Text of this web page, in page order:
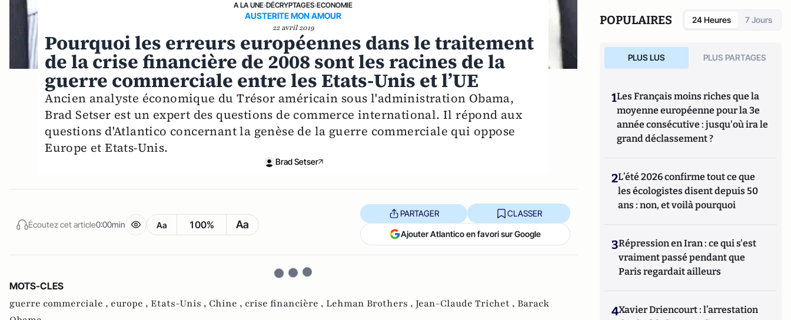
A LA UNE›DÉCRYPTAGES›ECONOMIE
AUSTERITE MON AMOUR
22 avril 2019
Pourquoi les erreurs européennes dans le traitement
de la crise financière de 2008 sont les racines de la
guerre commerciale entre les Etats-Unis et l’UE
Ancien analyste économique du Trésor américain sous l'administration Obama,
Brad Setser est un expert des questions de commerce international. Il répond aux
questions d'Atlantico concernant la genèse de la guerre commerciale qui oppose
Europe et Etats-Unis.
Brad Setser
Écoutez cet article0:00min Aa 100% Aa
PARTAGER CLASSER
Ajouter Atlantico en favori sur Google
MOTS-CLES
guerre commerciale , europe , Etats-Unis , Chine , crise financière , Lehman Brothers , Jean-Claude Trichet , Barack
POPULAIRES 24 Heures 7 Jours
PLUS LUS PLUS PARTAGES
1Les Français moins riches que la
moyenne européenne pour la 3e
année consécutive : jusqu'où ira le
grand déclassement ?
2L’été 2026 confirme tout ce que
les écologistes disent depuis 50
ans : non, et voilà pourquoi
3Répression en Iran : ce qui s'est
vraiment passé pendant que
Paris regardait ailleurs
4Xavier Driencourt : l’arrestation